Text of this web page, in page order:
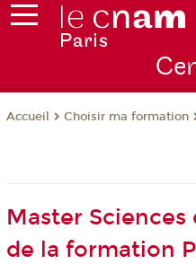
Accueil Choisir ma formation
Master
de la formation